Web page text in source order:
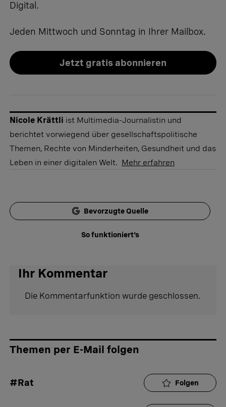
Digital.
Jeden Mittwoch und Sonntag in Ihrer Mailbox.
Jetzt gratis abonnieren
Nicole Krättli ist Multimedia-Journalistin und
berichtet vorwiegend über gesellschaftspolitische
Themen, Rechte von Minderheiten, Gesundheit und das
Leben in einer digitalen Welt. Mehr erfahren
Bevorzugte Quelle
So funktioniert's
Ihr Kommentar
Die Kommentarfunktion wurde geschlossen.
Themen per E-Mail folgen
#Rat Folgen